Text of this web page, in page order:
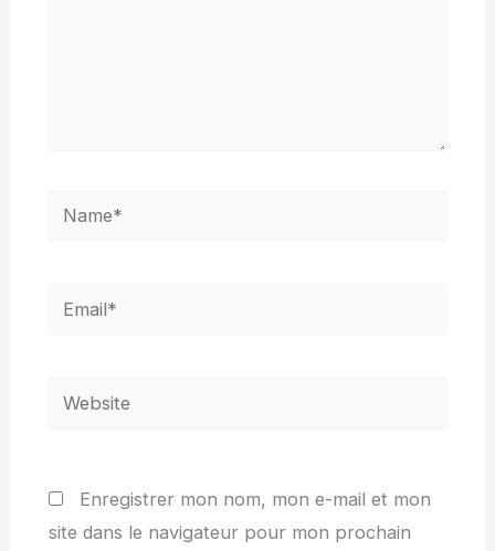
Name*
Email*
Website
Enregistrer mon nom, mon e-mail et mon
site dans le navigateur pour mon prochain